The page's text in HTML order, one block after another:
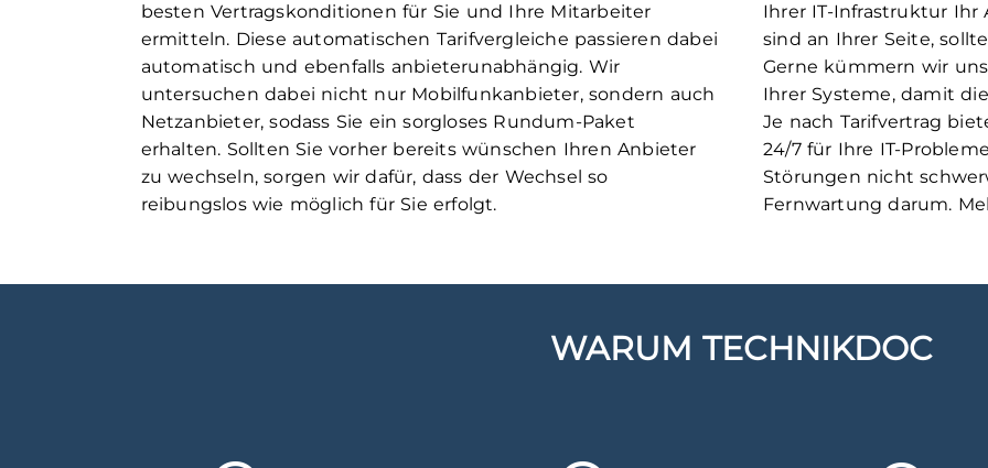
besten Vertragskonditionen für Sie und Ihre Mitarbeiter
ermitteln. Diese automatischen Tarifvergleiche passieren dabei
automatisch und ebenfalls anbieterunabhängig. Wir
untersuchen dabei nicht nur Mobilfunkanbieter, sondern auch
Netzanbieter, sodass Sie ein sorgloses Rundum-Paket
erhalten. Sollten Sie vorher bereits wünschen Ihren Anbieter
zu wechseln, sorgen wir dafür, dass der Wechsel so
reibungslos wie möglich für Sie erfolgt.
Ihrer IT-Infrastruktur Ihr
sind an Ihrer Seite,
Gerne kümmern wir
Ihrer Systeme, damit
Je nach Tarifvertrag
24/7 für Ihre IT-
Störungen nicht
Fernwartung darum.
WARUM TECHNIKDOC